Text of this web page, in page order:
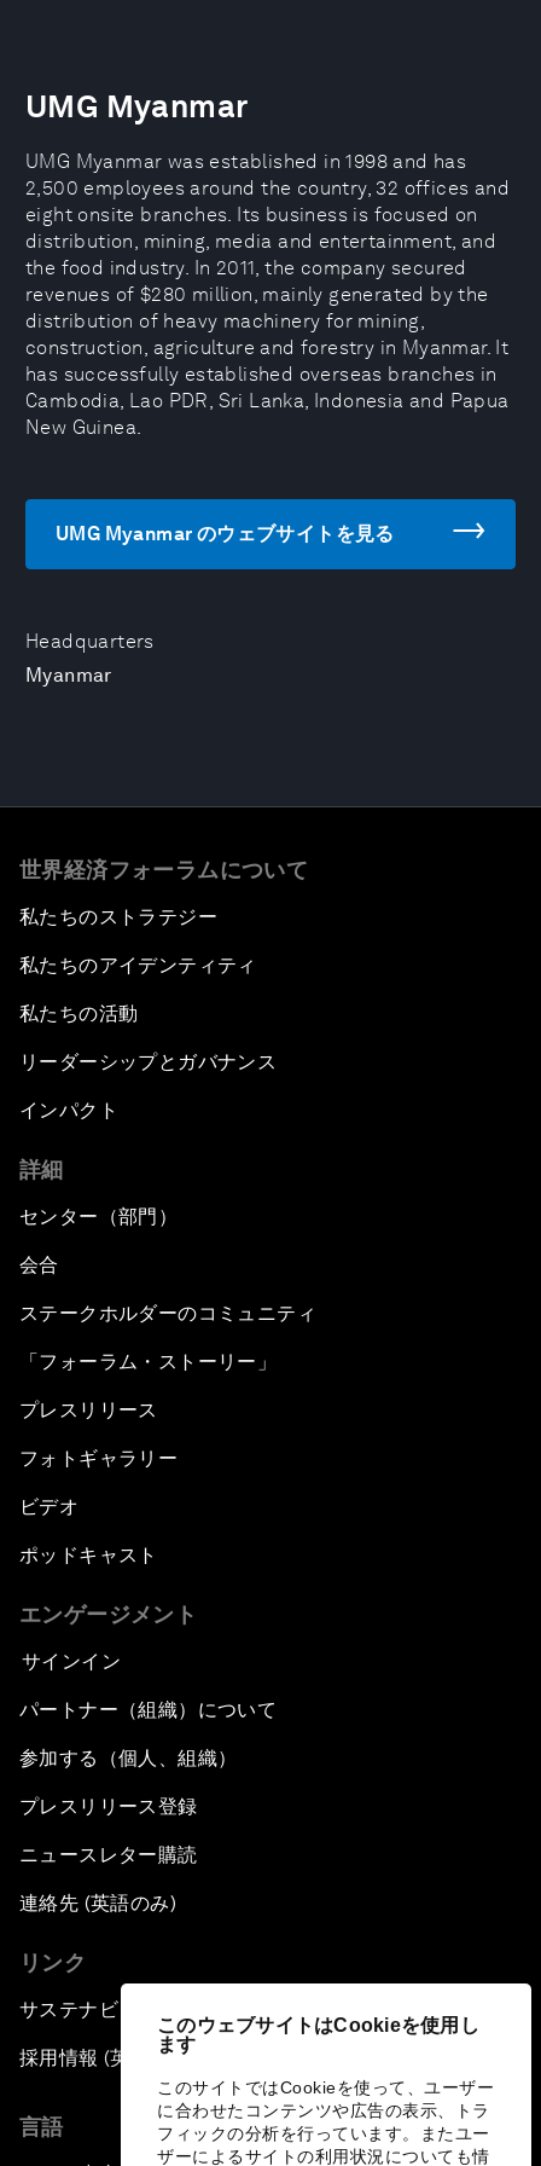
このウェブサイトはCookieを使用し
ます
このサイトではCookieを使って、ユーザー
に合わせたコンテンツや広告の表示、トラ
フィックの分析を行っています。またユー
ザーによるサイトの利用状況についても情
Headquarters
Myanmar
UMG Myanmar
UMG Myanmar was established in 1998 and has
2,500 employees around the country, 32 offices and
eight onsite branches. Its business is focused on
distribution, mining, media and entertainment, and
the food industry. In 2011, the company secured
revenues of $280 million, mainly generated by the
distribution of heavy machinery for mining,
construction, agriculture and forestry in Myanmar. It
has successfully established overseas branches in
Cambodia, Lao PDR, Sri Lanka, Indonesia and Papua
New Guinea.
UMG Myanmar のウェブサイトを見る
世界経済フォーラムについて
私たちのストラテジー
私たちのアイデンティティ
私たちの活動
リーダーシップとガバナンス
インパクト
詳細
センター（部門）
会合
ステークホルダーのコミュニティ
「フォーラム・ストーリー」
プレスリリース
フォトギャラリー
ビデオ
ポッドキャスト
エンゲージメント
サインイン
パートナー（組織）について
参加する（個人、組織）
プレスリリース登録
ニュースレター購読
連絡先 (英語のみ)
リンク
サステナビリティへの取り組み
採用情報 (英語のみ)
言語